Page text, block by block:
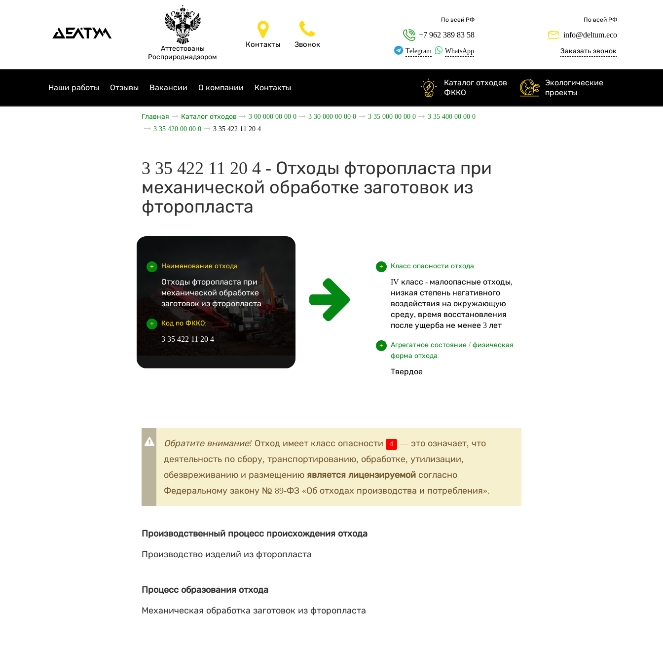
Аттестованы
Росприроднадзором
Контакты Звонок
По всей РФ
+7 962 389 83 58
Telegram WhatsApp
По всей РФ
info@deltum.eco
Заказать звонок
Наши работы Отзывы Вакансии О компании Контакты
Каталог отходов
ФККО
Экологические
проекты
Главная Каталог отходов 3 00 000 00 00 0 3 30 000 00 00 0 3 35 000 00 00 0
3 35 400 00 00 0
3 35 420 00 00 0
3 35 422 11 20 4
3 35 422 11 20 4 - Отходы фторопласта при
механической обработке заготовок из
фторопласта
Наименование отхода:
Отходы фторопласта при
механической обработке
заготовок из фторопласта
Код по ФККО:
3 35 422 11 20 4
Класс опасности отхода:
IV класс - малоопасные отходы,
низкая степень негативного
воздействия на окружающую
среду, время восстановления
после ущерба не менее 3 лет
Агрегатное состояние / физическая
форма отхода:
Твердое
Обратите внимание! Отход имеет класс опасности 4
— это означает, что
деятельность по сбору, транспортированию, обработке, утилизации,
обезвреживанию и размещению является лицензируемой согласно
Федеральному закону № 89-ФЗ «Об отходах производства и потребления».
Производственный процесс происхождения отхода
Производство изделий из фторопласта
Процесс образования отхода
Механическая обработка заготовок из фторопласта